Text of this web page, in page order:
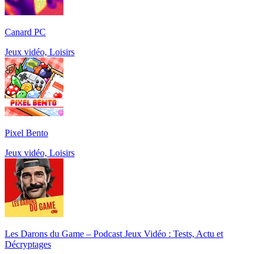
Canard PC
Jeux vidéo, Loisirs
Pixel Bento
Jeux vidéo, Loisirs
Les Darons du Game – Podcast Jeux Vidéo : Tests, Actu et
Décryptages